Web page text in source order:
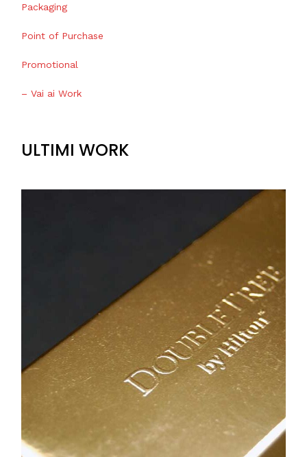
Packaging
Point of Purchase
Promotional
– Vai ai Work
ULTIMI WORK